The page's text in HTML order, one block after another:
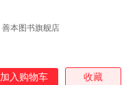
善本图书旗舰店
加入购物车 收藏